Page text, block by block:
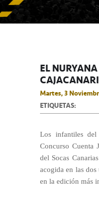
EL
Martes, 3
ETIQUETAS:
Los infantiles
Concurso Cuenta
del Socas
acogida en las dos
en la edición más